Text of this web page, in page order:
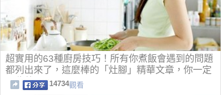
超實用的63種廚房技巧！所有你煮飯會遇到的問題
都列出來了，這麼棒的「灶腳」精華文章，你一定
要收藏！
14734觀看